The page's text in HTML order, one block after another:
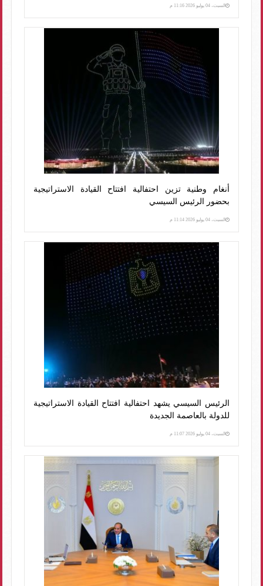
السبت، 04 يوليو 2026 11:16 م
أنغام وطنية تزين احتفالية افتتاح القيادة الاستراتيجية
بحضور الرئيس السيسي
السبت، 04 يوليو 2026 11:14 م
الرئيس السيسي يشهد احتفالية افتتاح القيادة الاستراتيجية
للدولة بالعاصمة الجديدة
السبت، 04 يوليو 2026 11:07 م